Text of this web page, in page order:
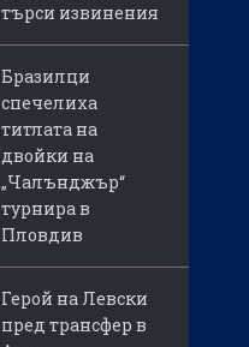
търси извинения
Бразилци
спечелиха
титлата на
двойки на
„Чалънджър“
турнира в
Пловдив
Герой на Левски
пред трансфер в